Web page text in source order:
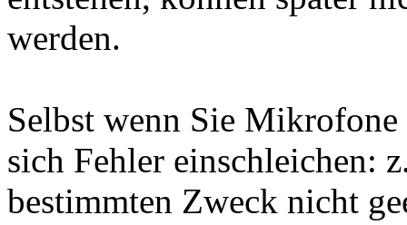
werden.
Selbst wenn Sie
sich Fehler einschleichen:
bestimmten Zweck nicht